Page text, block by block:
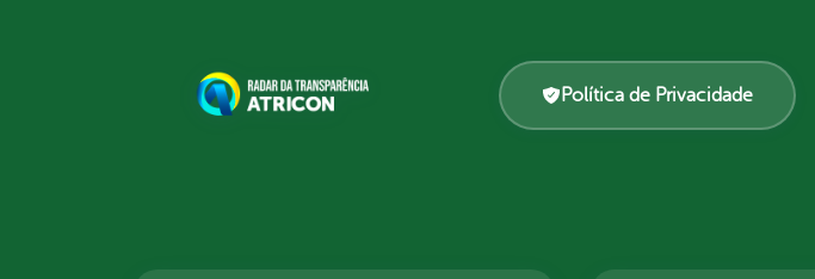
Política de Privacidade